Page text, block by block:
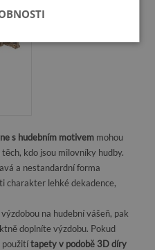
s hudebním motivem mohou
kdo jsou milovníky hudby.
a nestandardní forma
charakter lehké dekadence,
na hudební vášeň, pak
doplníte výzdobu. Pokud
použitítapety v podobě 3D díry